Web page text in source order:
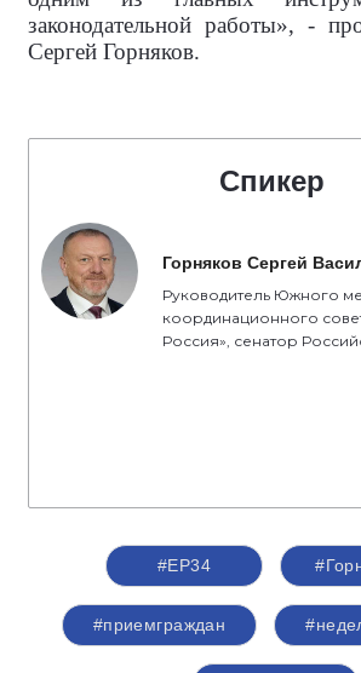
законодательной работы», -
Сергей Горняков.
Спикер
Горняков Сергей
Руководитель Южного
координационного
Россия», сенатор
#ЕР34
#приемграждан